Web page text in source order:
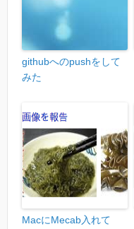
githubへのpushをして
みた
MacにMecab入れて